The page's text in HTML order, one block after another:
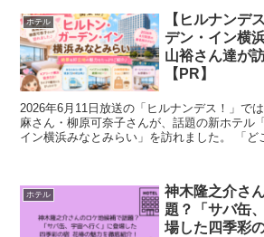
ホテル
【ヒルナンデ
デン・イン横
山裕さん達が
【PR】
2026年6月11日放送の「ヒルナンデス！」で
麻さん・柳原可奈子さんが、話題の新ホテル
イン横浜みなとみらい」を訪れました。 「どこのホテル？」「料金
ホテル
神木隆之介さ
題？「サバ缶
場した四季彩